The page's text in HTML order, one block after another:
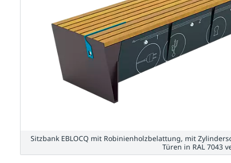
Sitzbank EBLOCQ mit Robinienholzbelattung, mit
Türen in RAL 7043